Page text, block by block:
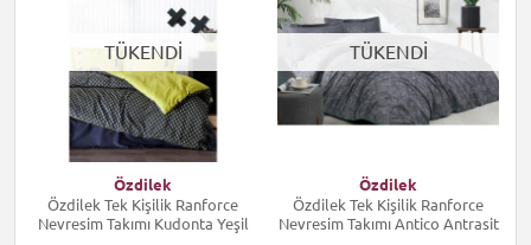
TÜKENDİ
Özdilek
Özdilek Tek Kişilik Ranforce
Nevresim Takımı Kudonta Yeşil
TÜKENDİ
Özdilek
Özdilek Tek Kişilik Ranforce
Nevresim Takımı Antico Antrasit